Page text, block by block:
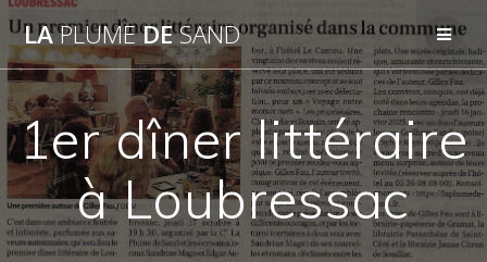
Passer
au
contenu
LAPLUMEDESAND
1er dîner littéraire
à Loubressac